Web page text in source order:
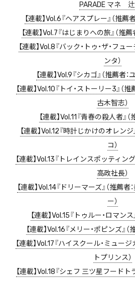
PARADE マネ 辻
【連載】Vol.6『ヘアスプレー』（推薦
【連載】Vol.7『はじまりへの旅』（推
【連載】Vol.8『バック・トゥ・ザ・フュ
ンタ）
【連載】Vol.9『シカゴ』（推薦者：
【連載】Vol.10『トイ・ストーリー3』
古木智志）
【連載】Vol.11『青春の殺人者』
【連載】Vol.12『時計じかけのオレンジ
コ）
【連載】Vol.13『トレインスポッティン
高政社長）
【連載】Vol.14『ドリーマーズ』（推薦
ー）
【連載】Vol.15『トゥルー・ロマンス
【連載】Vol.16『メリー・ポピンズ』
【連載】Vol.17『ハイスクール・ミュージ
トプリンス）
【連載】Vol.18『シェフ 三ツ星フード